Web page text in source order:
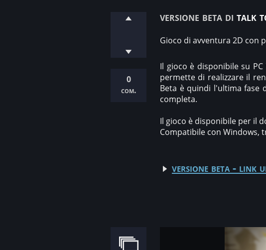
0
com.
versione beta di talk
Gioco di avventura 2D con
Il gioco è disponibile su
permette di realizzare il
Beta è quindi l'ultima fase
completa.
Il gioco è disponibile per il
Compatibile con Windows,
versione beta - link